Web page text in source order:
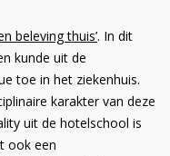
beleving thuis’. In dit
kunde uit de
toe in het ziekenhuis.
karakter van deze
uit de hotelschool is
ook een